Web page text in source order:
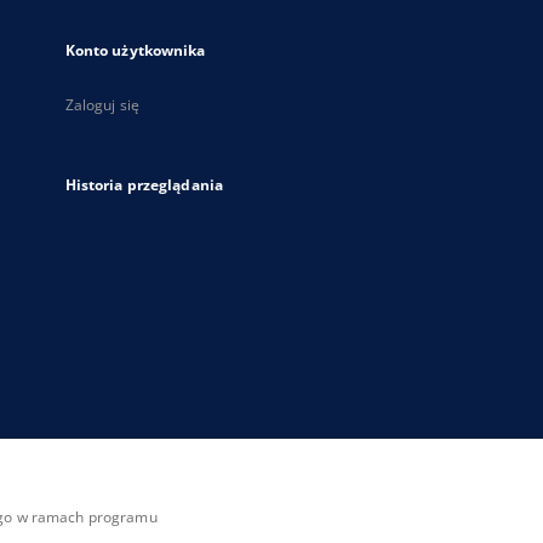
Konto użytkownika
Zaloguj się
Historia przeglądania
w ramach programu